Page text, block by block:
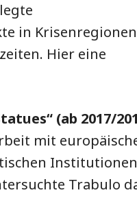
in Krisenregionen
Hier eine
(ab 2017/
mit
Institutionen
Trabulo